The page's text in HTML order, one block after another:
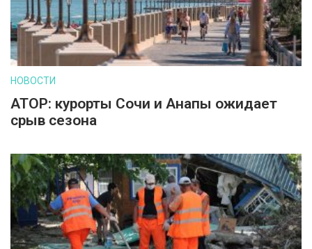
НОВОСТИ
АТОР: курорты Сочи и Анапы ожидает
срыв сезона